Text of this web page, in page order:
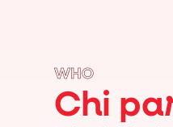
WHO
Chi